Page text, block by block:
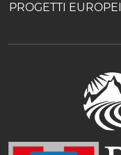
PROGETTI EUROPEI